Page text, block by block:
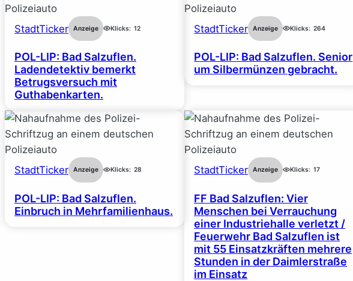
StadtTicker Anzeige Klicks: 12
POL-LIP: Bad Salzuflen.
Ladendetektiv bemerkt
Betrugsversuch mit
Guthabenkarten.
StadtTicker Anzeige Klicks: 264
POL-LIP: Bad Salzuflen. Senior
um Silbermünzen gebracht.
StadtTicker Anzeige Klicks: 28
POL-LIP: Bad Salzuflen.
Einbruch in Mehrfamilienhaus.
StadtTicker Anzeige Klicks: 17
FF Bad Salzuflen: Vier
Menschen bei Verrauchung
einer Industriehalle verletzt /
Feuerwehr Bad Salzuflen ist
mit 55 Einsatzkräften mehrere
Stunden in der Daimlerstraße
im Einsatz